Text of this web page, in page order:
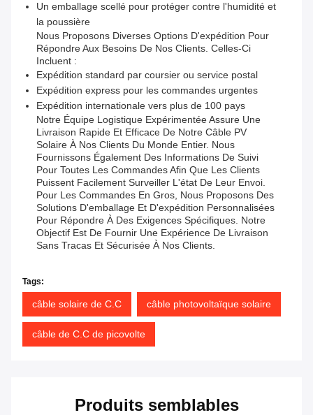
Un emballage scellé pour protéger contre l'humidité et
la poussière
Nous Proposons Diverses Options D'expédition Pour
Répondre Aux Besoins De Nos Clients. Celles-Ci
Incluent :
Expédition standard par coursier ou service postal
Expédition express pour les commandes urgentes
Expédition internationale vers plus de 100 pays
Notre Équipe Logistique Expérimentée Assure Une
Livraison Rapide Et Efficace De Notre Câble PV
Solaire À Nos Clients Du Monde Entier. Nous
Fournissons Également Des Informations De Suivi
Pour Toutes Les Commandes Afin Que Les Clients
Puissent Facilement Surveiller L'état De Leur Envoi.
Pour Les Commandes En Gros, Nous Proposons Des
Solutions D'emballage Et D'expédition Personnalisées
Pour Répondre À Des Exigences Spécifiques. Notre
Objectif Est De Fournir Une Expérience De Livraison
Sans Tracas Et Sécurisée À Nos Clients.
Tags:
câble solaire de C.C câble photovoltaïque solaire
câble de C.C de picovolte
Produits semblables